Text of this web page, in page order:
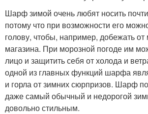
Шарф зимой очень любят носить
потому что при возможности его
голову, чтобы, например, добежать
магазина. При морозной погоде им
лицо и защитить себя от холода и
одной из главных функций шарфа
и горла от зимних сюрпризов. Шарф
даже самый обычный и недорогой
довольно стильным.